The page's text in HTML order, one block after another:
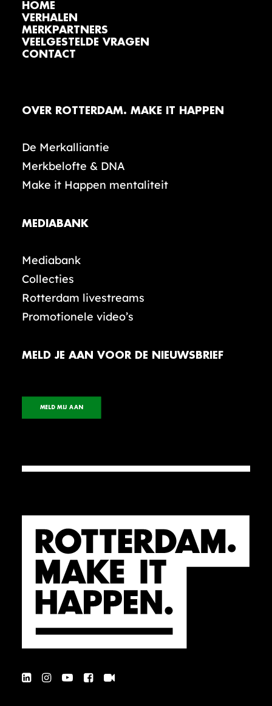
HOME
VERHALEN
MERKPARTNERS
VEELGESTELDE VRAGEN
CONTACT
OVER ROTTERDAM. MAKE IT HAPPEN
De Merkalliantie
Merkbelofte & DNA
Make it Happen mentaliteit
MEDIABANK
Mediabank
Collecties
Rotterdam livestreams
Promotionele video’s
MELD JE AAN VOOR DE NIEUWSBRIEF
MELD MIJ AAN